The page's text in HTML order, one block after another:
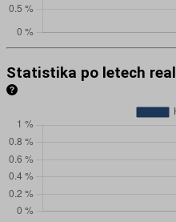
Statistika po letech